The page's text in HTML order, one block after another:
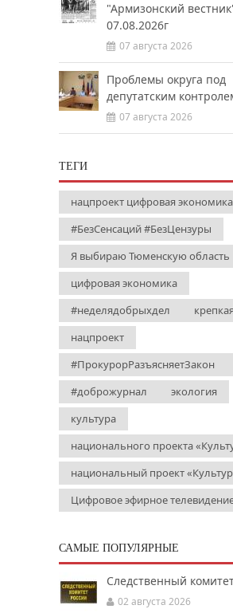
"Армизонский
07.08.2026г
07 августа 2026
Проблемы округа под
депутатским
07 августа 2026
ТЕГИ
нацпроект цифровая экономика
#БезСенсаций #БезЦензуры
Я выбираю Тюменскую область
цифровая экономика
#неделядобрыхдел
нацпроект
#ПрокурорРазъясняетЗакон
#доброжурнал
экология
культура
национального проекта
национальный проект
Цифровое эфирное
САМЫЕ ПОПУЛЯРНЫЕ
Следственный
02 августа 2026